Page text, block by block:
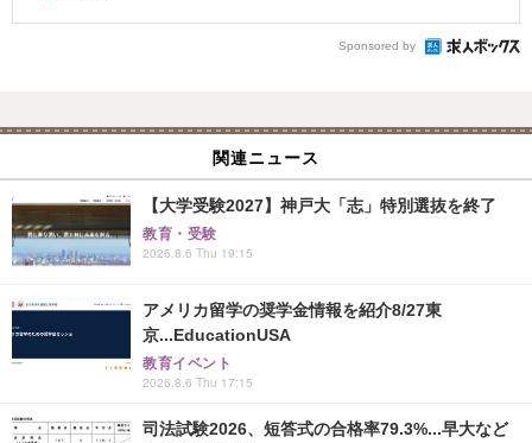
Sponsored by
関連ニュース
【大学受験2027】神戸大「志」特別選抜を終了
教育・受験
2026.8.6 Thu 19:15
アメリカ留学の奨学金情報を紹介8/27東
京...EducationUSA
教育イベント
2026.8.6 Thu 17:15
司法試験2026、短答式の合格率79.3%...早大など